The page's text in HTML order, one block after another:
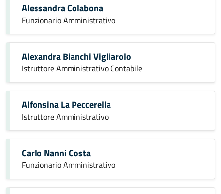
Alessandra Colabona
Funzionario Amministrativo
Alexandra Bianchi Vigliarolo
Istruttore Amministrativo Contabile
Alfonsina La Peccerella
Istruttore Amministrativo
Carlo Nanni Costa
Funzionario Amministrativo